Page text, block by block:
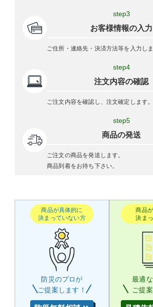
step3
お客様情報の入力
ご住所・連絡先・決済方法等を入力しま
step4
注文内容の確認
ご注文内容を確認し、注文確定します。
step5
商品の発送
ご注文の商品を発送します。
商品到着をお待ち下さい。
商品が具体的に
決まっていない方
防災のプロが
ご提案します！
商品
決ま
最適
ご提